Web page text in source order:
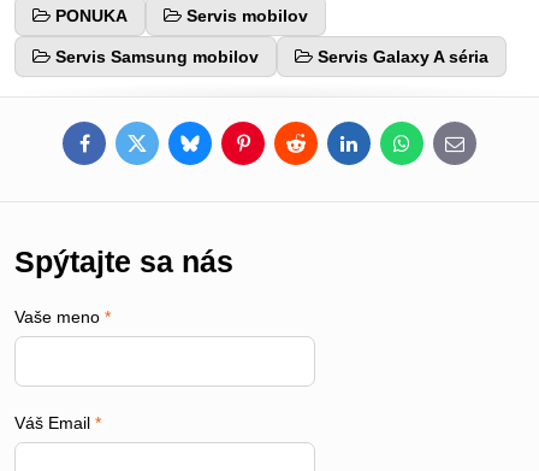
PONUKA Servis mobilov
Servis Samsung mobilov Servis Galaxy A séria
FacebookTwitterBlueskyPinterestRedditLinkedInWhatsApp
E-
mail
Spýtajte sa nás
Vaše meno *
Váš Email *